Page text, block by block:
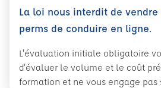
La loi nous interdit de
perms de conduire en ligne.
L'évaluation initiale obligatoire
d'évaluer le volume et le coût
formation et ne vous engage pas